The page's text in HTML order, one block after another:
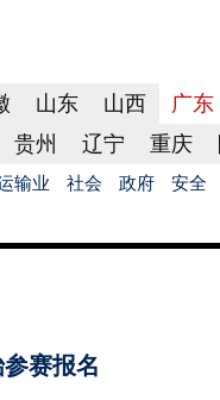
山东 山西 广东
贵州 辽宁 重庆
输业 社会 政府 安全
赛报名